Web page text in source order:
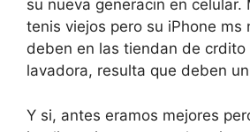
su nueva generacin en celular.
tenis viejos pero su iPhone ms
deben en las tiendan de crdito
lavadora, resulta que deben
Y si, antes eramos mejores